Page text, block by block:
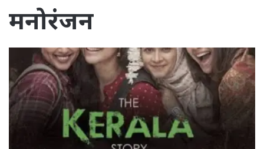
मनोरंजन